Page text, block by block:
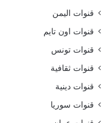
قنوات اليمن
قنوات اون تايم
قنوات تونس
قنوات ثقافية
قنوات دينية
قنوات سوريا